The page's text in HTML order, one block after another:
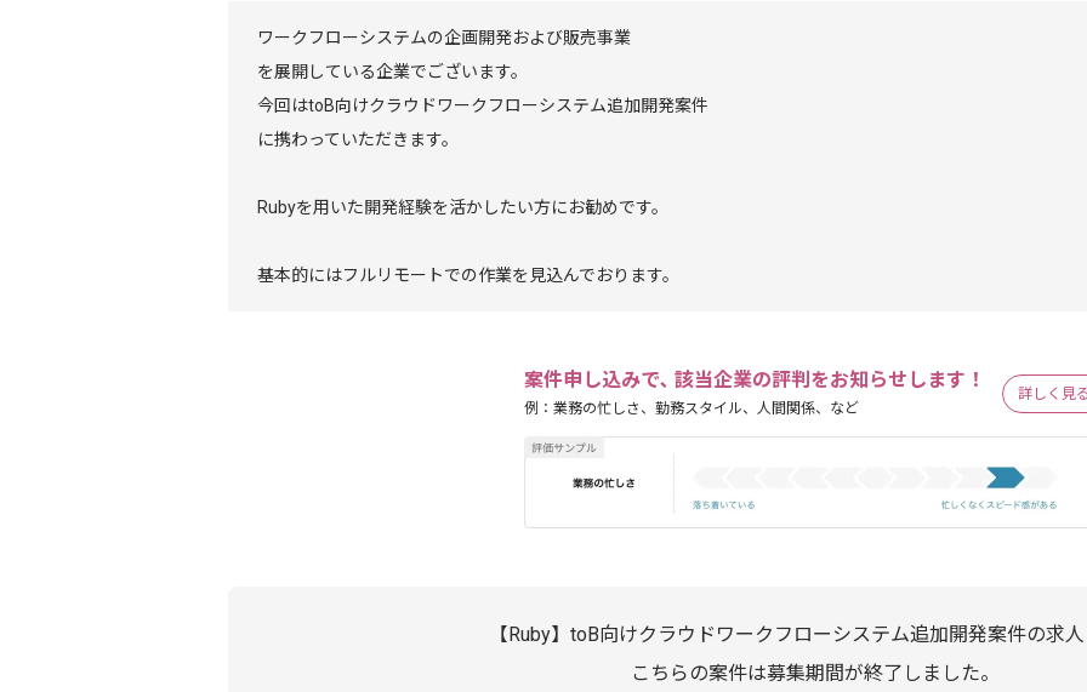
ワークフローシステムの企画開発および販売事業
を展開している企業でございます。
今回はtoB向けクラウドワークフローシステム追加開発案件
に携わっていただきます。
Rubyを用いた開発経験を活かしたい方にお勧めです。
基本的にはフルリモートでの作業を見込んでおります。
案件申し込みで､ 該当企業の評判をお知らせします！
例：業務の忙しさ、勤務スタイル、人間関係、など
詳しく見
【Ruby】toB向けクラウドワークフローシステム追加開発案件の求
こちらの案件は募集期間が終了しました。